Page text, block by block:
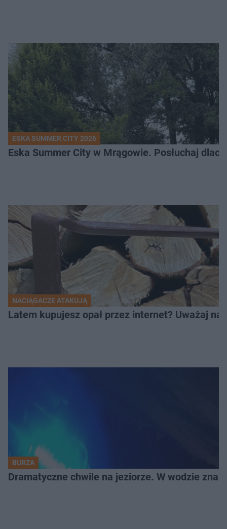
ESKA SUMMER CITY 2026
Eska Summer City w Mrągowie. Posłuchaj
NACIĄGACZE ATAKUJĄ
Latem kupujesz opał przez internet? Uważaj na
BURZA
Dramatyczne chwile na jeziorze. W wodzie